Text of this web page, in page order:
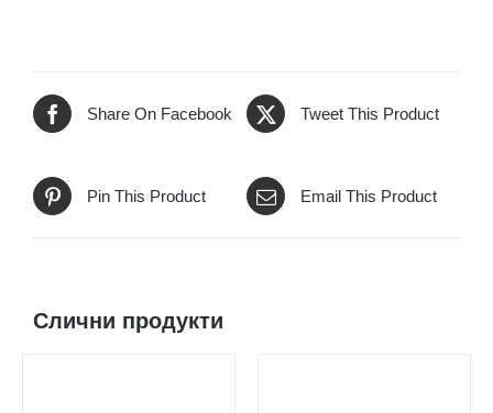
Share On Facebook Tweet This Product
Pin This Product Email This Product
Слични продукти